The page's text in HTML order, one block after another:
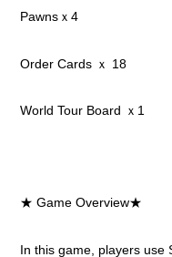
Pawnsｘ4
Order Cards ｘ 18
World Tour Board ｘ1
★ Game Overview★
In this game, players use